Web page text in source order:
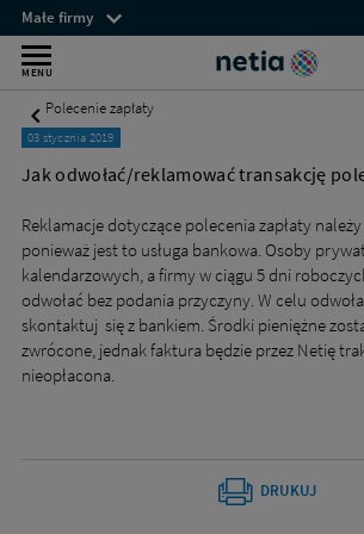
Jak
odwołać/reklamować
transakcję
polecenia
zapłaty?
Małe
firmy
Menu
przestrzeni
klienckich
Małe firmy
MENU Internet
bez
dla
małych
firm
–
mobilny
lub
Wyszukiwarka
Polecenie zapłaty
03 stycznia 2019
Jak odwołać/reklamować transakcję
Reklamacje dotyczące polecenia zapłaty należy
ponieważ jest to usługa bankowa. Osoby
kalendarzowych, a firmy w ciągu 5 dni
odwołać bez podania przyczyny. W celu
skontaktuj się z bankiem. Środki pieniężne
zwrócone, jednak faktura będzie przez Netię
nieopłacona.
DRUKUJ